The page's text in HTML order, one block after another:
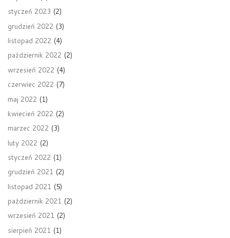
styczeń 2023 (2)
grudzień 2022 (3)
listopad 2022 (4)
październik 2022 (2)
wrzesień 2022 (4)
czerwiec 2022 (7)
maj 2022 (1)
kwiecień 2022 (2)
marzec 2022 (3)
luty 2022 (2)
styczeń 2022 (1)
grudzień 2021 (2)
listopad 2021 (5)
październik 2021 (2)
wrzesień 2021 (2)
sierpień 2021 (1)